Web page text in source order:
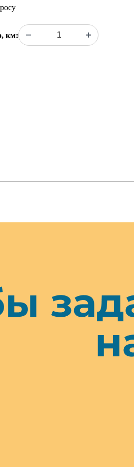
км: